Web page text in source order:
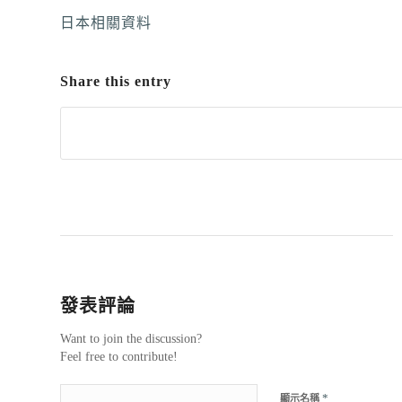
日本相關資料
Share this entry
發表評論
Want to join the discussion?
Feel free to contribute!
顯示名稱 *